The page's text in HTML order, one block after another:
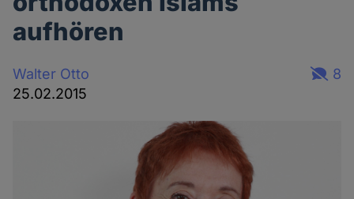
aufhören
Walter Otto
25.02.2015
8